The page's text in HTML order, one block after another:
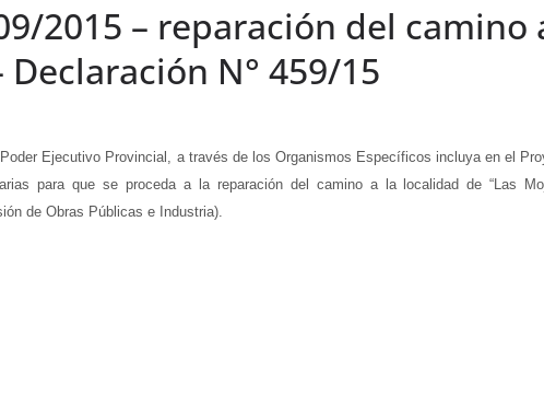
2015 – reparación del camino
Declaración N° 459/15
Ejecutivo Provincial, a través de los Organismos Específicos incluya en el
para que se proceda a la reparación del camino a la localidad de “Las
de Obras Públicas e Industria).